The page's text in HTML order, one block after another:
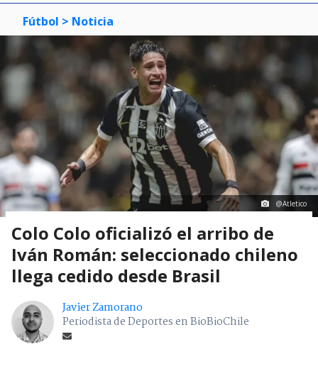
Fútbol > Noticia
@Atletico
Colo Colo oficializó el arribo de
Iván Román: seleccionado chileno
llega cedido desde Brasil
Javier Zamorano
Periodista de Deportes en BioBioChile